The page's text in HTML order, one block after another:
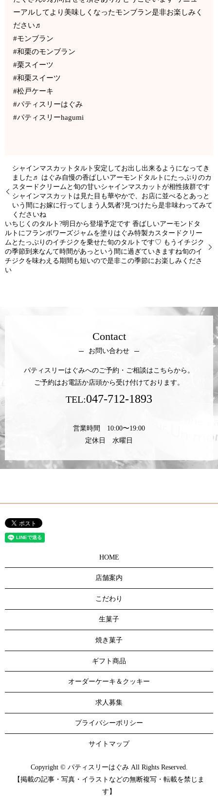
ーアルしてより美味しくなったモンブラン是非お楽しみく
ださい♬
#モンブラン
#和栗のモンブラン
#栗スイーツ
#和栗スイーツ
#松戸ケーキ
#パティスリーはぐみ
#パティスリーhagumi
シャインマスカットタルト安定してお出し出来るようになってき
ました♬ はぐみ自慢の香ばしいアーモンドタルトにたっぷりのカ
スタードクリームと旬の甘いシャインマスカットが相性抜群です
シャインマスカットは見た目も華やかで、お店に並べるとあっと
いう間にお嫁に行ってしまう人気者?見つけたら是非味わってみて
くださいね
いちじくのタルト?明日から登場予定です 香ばしいアーモンドタ
ルトにフランボワーズジャムを塗りはぐみ特製カスタードクリー
ムとたっぷりのイチジクを乗せた旬のタルトです♡ もうイチジク
の季節到来なんて時間があっという間に過ぎていきますね旬のイ
チジクを味わえる期間も短いので是非この季節にお楽しみくださ
い
Contact
お問い合わせ
パティスリーはぐみへのご予約・ご相談はこちらから。
ご予約はお電話か店頭から受け付けております。
TEL:047-712-1893
営業時間 10:00〜19:00
定休日 水曜日
HOME
店舗案内
こだわり
生菓子
焼き菓子
ギフト商品
オーダーケーキ＆クッキー
求人募集
プライバシーポリシー
サイトマップ
Copyright © パティスリーはぐみ All Rights Reserved.
【掲載の記事・写真・イラストなどの無断複写・転載を禁じま
す】